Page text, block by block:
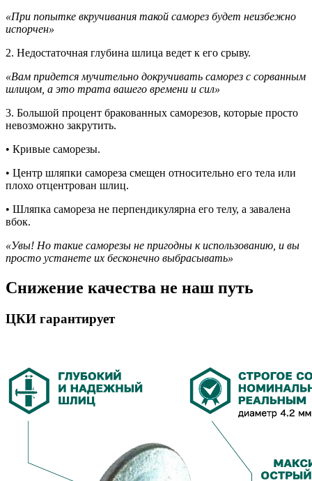
«При попытке вкручивания такой саморез будет неизбежно
испорчен»
2. Недостаточная глубина шлица ведет к его срыву.
«Вам придется мучительно докручивать саморез с сорванным
шлицом, а это трата вашего времени и сил»
3. Большой процент бракованных саморезов, которые просто
невозможно закрутить.
• Кривые саморезы.
• Центр шляпки самореза смещен относительно его тела или
плохо отцентрован шлиц.
• Шляпка самореза не перпендикулярна его телу, а завалена
вбок.
«Увы! Но такие саморезы не пригодны к использованию, и вы
просто устанете их бесконечно выбрасывать»
Снижение качества не наш путь
ЦКИ гарантирует